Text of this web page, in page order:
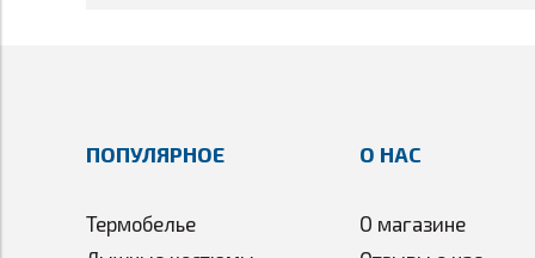
ПОПУЛЯРНОЕ
Термобелье
О НАС
О магазине